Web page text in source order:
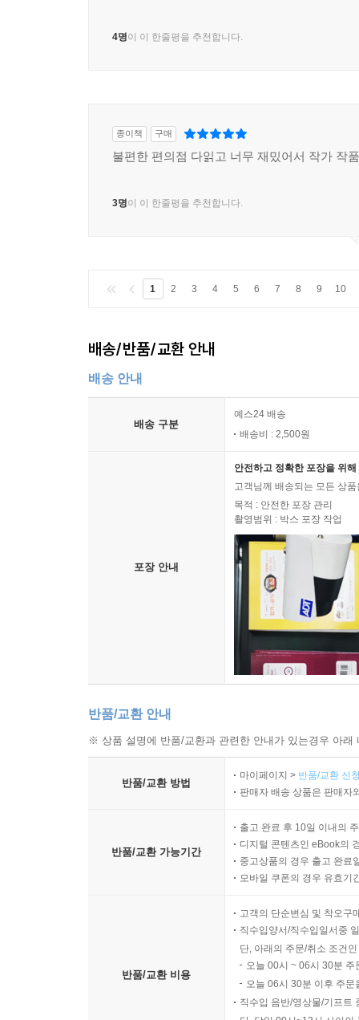
4명이 이 한줄평을 추천합니다.
종이책 구매
불편한 편의점 다읽고 너무 재밌어서 작가 작
3명이 이 한줄평을 추천합니다.
1 2 3 4 5 6 7 8 9 10
배송/반품/교환 안내
배송 안내
배송 구분
예스24 배송
배송비 : 2,500원
포장 안내
안전하고 정확한 포장을 위
고객님께 배송되는 모든 상
목적 : 안전한 포장 관리
촬영범위 : 박스 포장 작업
반품/교환 안내
※ 상품 설명에 반품/교환과 관련한 안내가 있는경우 아
반품/교환 방법
마이페이지 > 반품/교환 신
판매자 배송 상품은 판매자
반품/교환 가능기간
출고 완료 후 10일 이내의
디지털 콘텐츠인 eBook의
중고상품의 경우 출고 완료
모바일 쿠폰의 경우 유효기
반품/교환 비용
고객의 단순변심 및 착오구
직수입양서/직수입일서중
단, 아래의 주문/취소 조건
오늘 00시 ~ 06시 30분
오늘 06시 30분 이후 주
직수입 음반/영상물/기프트